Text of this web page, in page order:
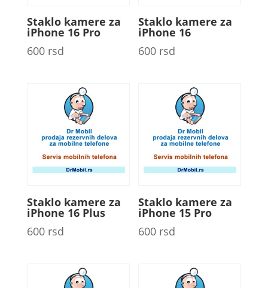
Staklo kamere za
iPhone 16 Pro
600 rsd
Staklo kamere za
iPhone 16
600 rsd
Staklo kamere za
iPhone 16 Plus
600 rsd
Staklo kamere za
iPhone 15 Pro
600 rsd